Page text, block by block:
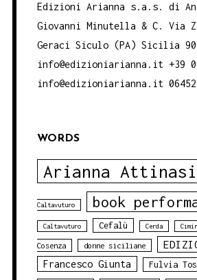
Edizioni Arianna s.a.s. di
Giovanni Minutella & C. Via
Geraci Siculo (PA) Sicilia
info@edizioniarianna.it +39
info@edizioniarianna.it
WORDS
Arianna Attinasi
Caltavuturo book
Caltavuturo Cefalù Cerda
Cosenza donne siciliane
Francesco Giunta Fulvia